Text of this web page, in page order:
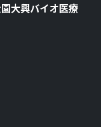
大興バイオ医療